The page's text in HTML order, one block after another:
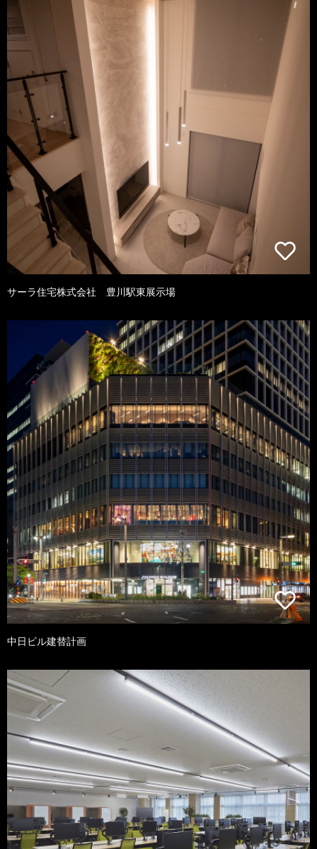
サーラ住宅株式会社 豊川駅東展示場
中日ビル建替計画